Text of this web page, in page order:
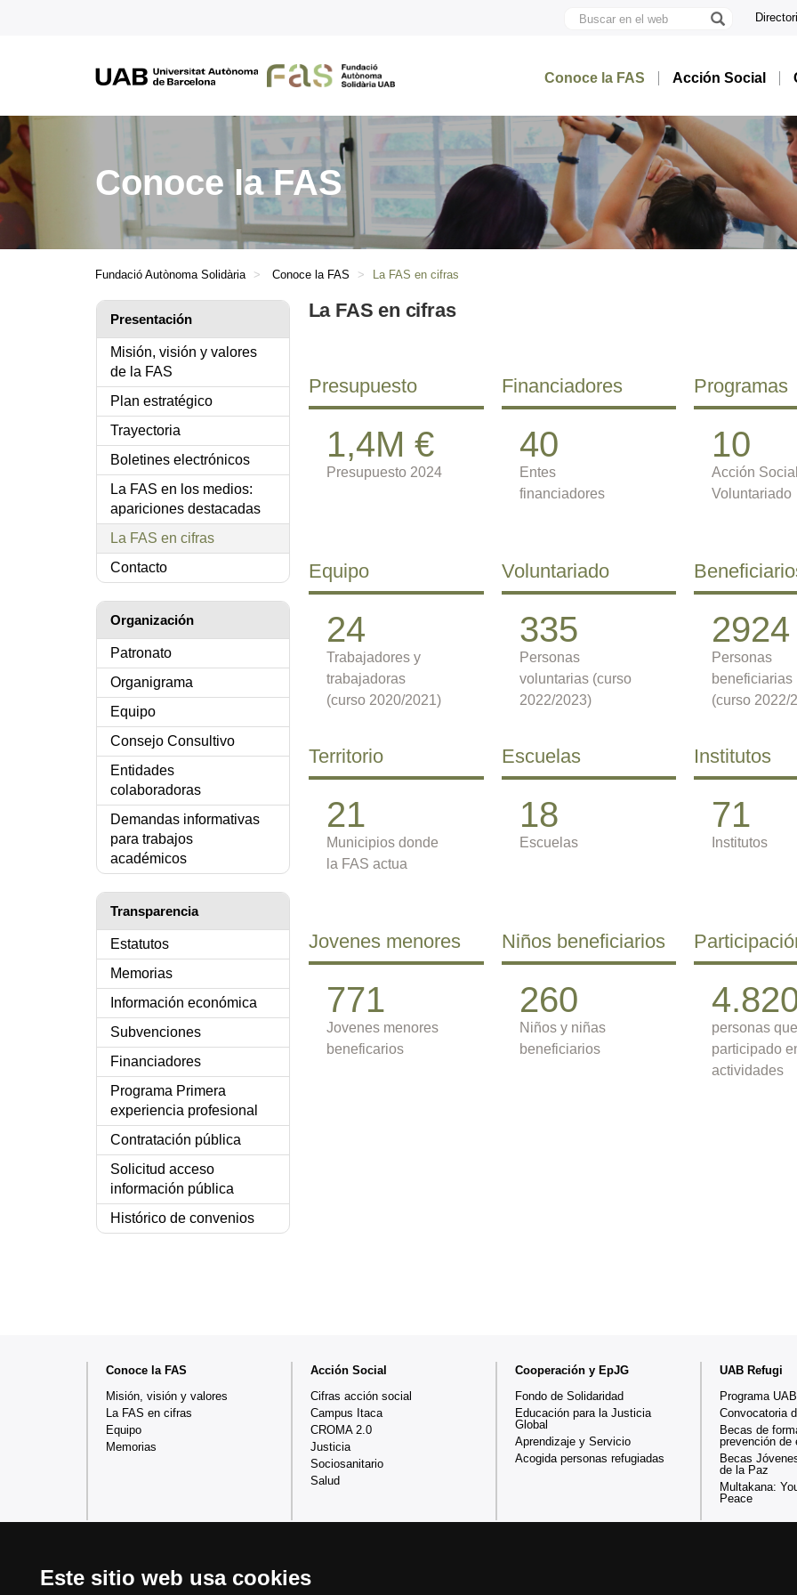
Este sitio web usa cookies
Buscar
Conoce la FAS Acción Social
Conoce la FAS
Fundació Autònoma Solidària Conoce la FAS La FAS en cifras
Presentación
Misión, visión y valores
de la FAS
Plan estratégico
Trayectoria
Boletines electrónicos
La FAS en los medios:
apariciones destacadas
La FAS en cifras
Contacto
Organización
Patronato
Organigrama
Equipo
Consejo Consultivo
Entidades
colaboradoras
Demandas informativas
para trabajos
académicos
Transparencia
Estatutos
Memorias
Información económica
Subvenciones
Financiadores
Programa Primera
experiencia profesional
Contratación pública
Solicitud acceso
información pública
Histórico de convenios
La FAS en cifras
Presupuesto
1,4M €
Presupuesto 2024
Financiadores
40
Entes
financiadores
Programas
10
Acción
Voluntariado
Equipo
24
Trabajadores y
trabajadoras
(curso 2020/2021)
Voluntariado
335
Personas
voluntarias (curso
2022/2023)
2924
Personas
beneficiarias
(curso 2022/
Territorio
21
Municipios donde
la FAS actua
Escuelas
18
Escuelas
Institutos
71
Institutos
Jovenes menores
771
Jovenes menores
beneficarios
Niños beneficiarios
260
Niños y niñas
beneficiarios
personas
participado
actividades
Conoce la FAS
Misión, visión y valores
La FAS en cifras
Equipo
Memorias
Acción Social
Cifras acción social
Campus Itaca
CROMA 2.0
Justicia
Sociosanitario
Salud
Cooperación y EpJG
Fondo de Solidaridad
Educación para la Justicia
Global
Aprendizaje y Servicio
Acogida personas refugiadas
UAB Refugi
Programa
Convocatoria
Becas de
prevención de
Becas
de la Paz
Multakana:
Peace